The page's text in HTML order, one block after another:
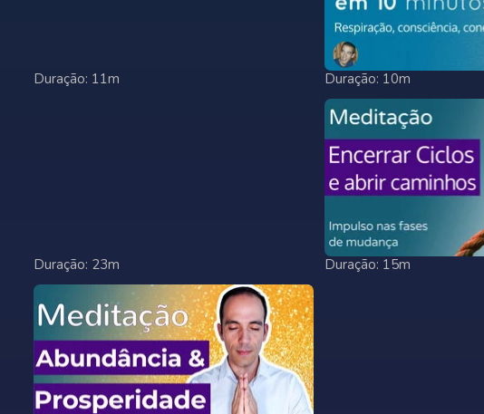
Duração: 11m Duração: 10m
Duração: 23m Duração: 15m